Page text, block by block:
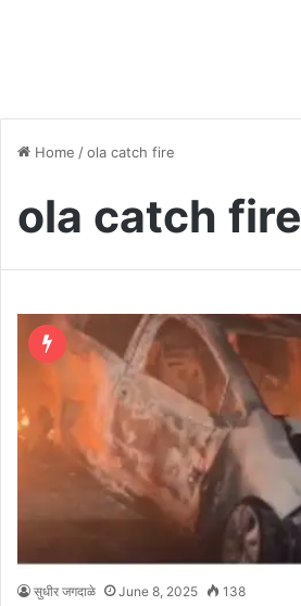
Home /ola catch fire
ola catch fire
सुधीर जगदाळे June 8, 2025 138